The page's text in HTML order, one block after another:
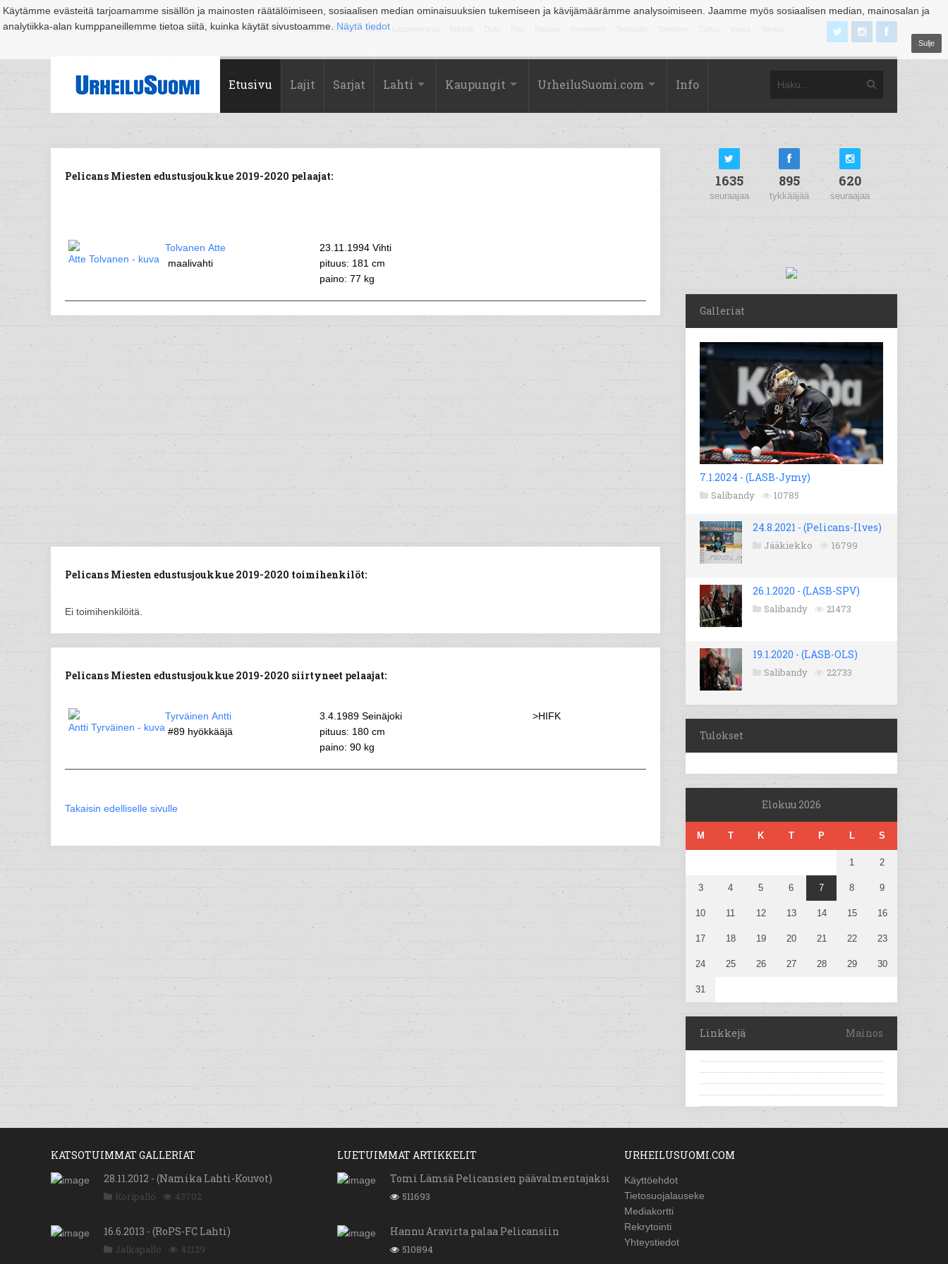
Käytämme evästeitä tarjoamamme sisällön ja mainosten räätälöimiseen, sosiaalisen median ominaisuuksien tukemiseen ja kävijämäärämme analysoimiseen. Jaamme myös sosiaalisen median, mainosalan ja
analytiikka-alan kumppaneillemme tietoa siitä, kuinka käytät sivustoamme. Näytä tiedot
Sulje
Suomi Espoo Helsinki Hämeenlinna Joensuu Jyväskylä Kouvola Kuopio Lahti
Etusivu Lajit Sarjat Lahti Kaupungit UrheiluSuomi.com Info
Pelicans Miesten edustusjoukkue 2019-2020 pelaajat:
Tolvanen Atte
maalivahti
23.11.1994 Vihti
pituus: 181 cm
paino: 77 kg
Pelicans Miesten edustusjoukkue 2019-2020 toimihenkilöt:
Ei toimihenkilöitä.
Pelicans Miesten edustusjoukkue 2019-2020 siirtyneet pelaajat:
Tyrväinen Antti
#89hyökkääjä
3.4.1989 Seinäjoki
pituus: 180 cm
paino: 90 kg
>HIFK
Takaisin edelliselle sivulle
1635
seuraajaa
895
tykkääjää
620
seuraajaa
Galleriat
7.1.2024 - (LASB-Jymy)
Salibandy 10785
24.8.2021 - (Pelicans-Ilves)
Jääkiekko 16799
26.1.2020 - (LASB-SPV)
Salibandy 21473
19.1.2020 - (LASB-OLS)
Salibandy 22733
Tulokset
Elokuu 2026
M T K T P L S
1 2
3 4 5 6 7 8 9
10 11 12 13 14 15 16
17 18 19 20 21 22 23
24 25 26 27 28 29 30
31
Linkkejä Mainos
KATSOTUIMMAT GALLERIAT
28.11.2012 - (Namika Lahti-Kouvot)
Koripallo 43702
16.6.2013 - (RoPS-FC Lahti)
Jalkapallo 42129
LUETUIMMAT ARTIKKELIT
Tomi Lämsä Pelicansien päävalmentajaksi
511693
Hannu Aravirta palaa Pelicansiin
510894
URHEILUSUOMI.COM
Käyttöehdot
Tietosuojalauseke
Mediakortti
Rekrytointi
Yhteystiedot